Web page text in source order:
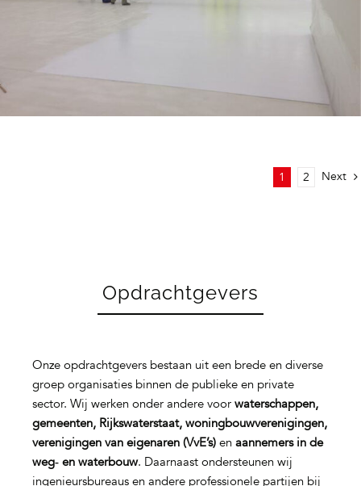
1 2 Next
Opdrachtgevers
Onze opdrachtgevers bestaan uit een brede en diverse
groep organisaties binnen de publieke en private
sector. Wij werken onder andere voor waterschappen,
gemeenten, Rijkswaterstaat, woningbouwverenigingen,
verenigingen van eigenaren (VvE’s)en aannemers in de
weg‑ en waterbouw. Daarnaast ondersteunen wij
ingenieursbureaus en andere professionele partijen bij